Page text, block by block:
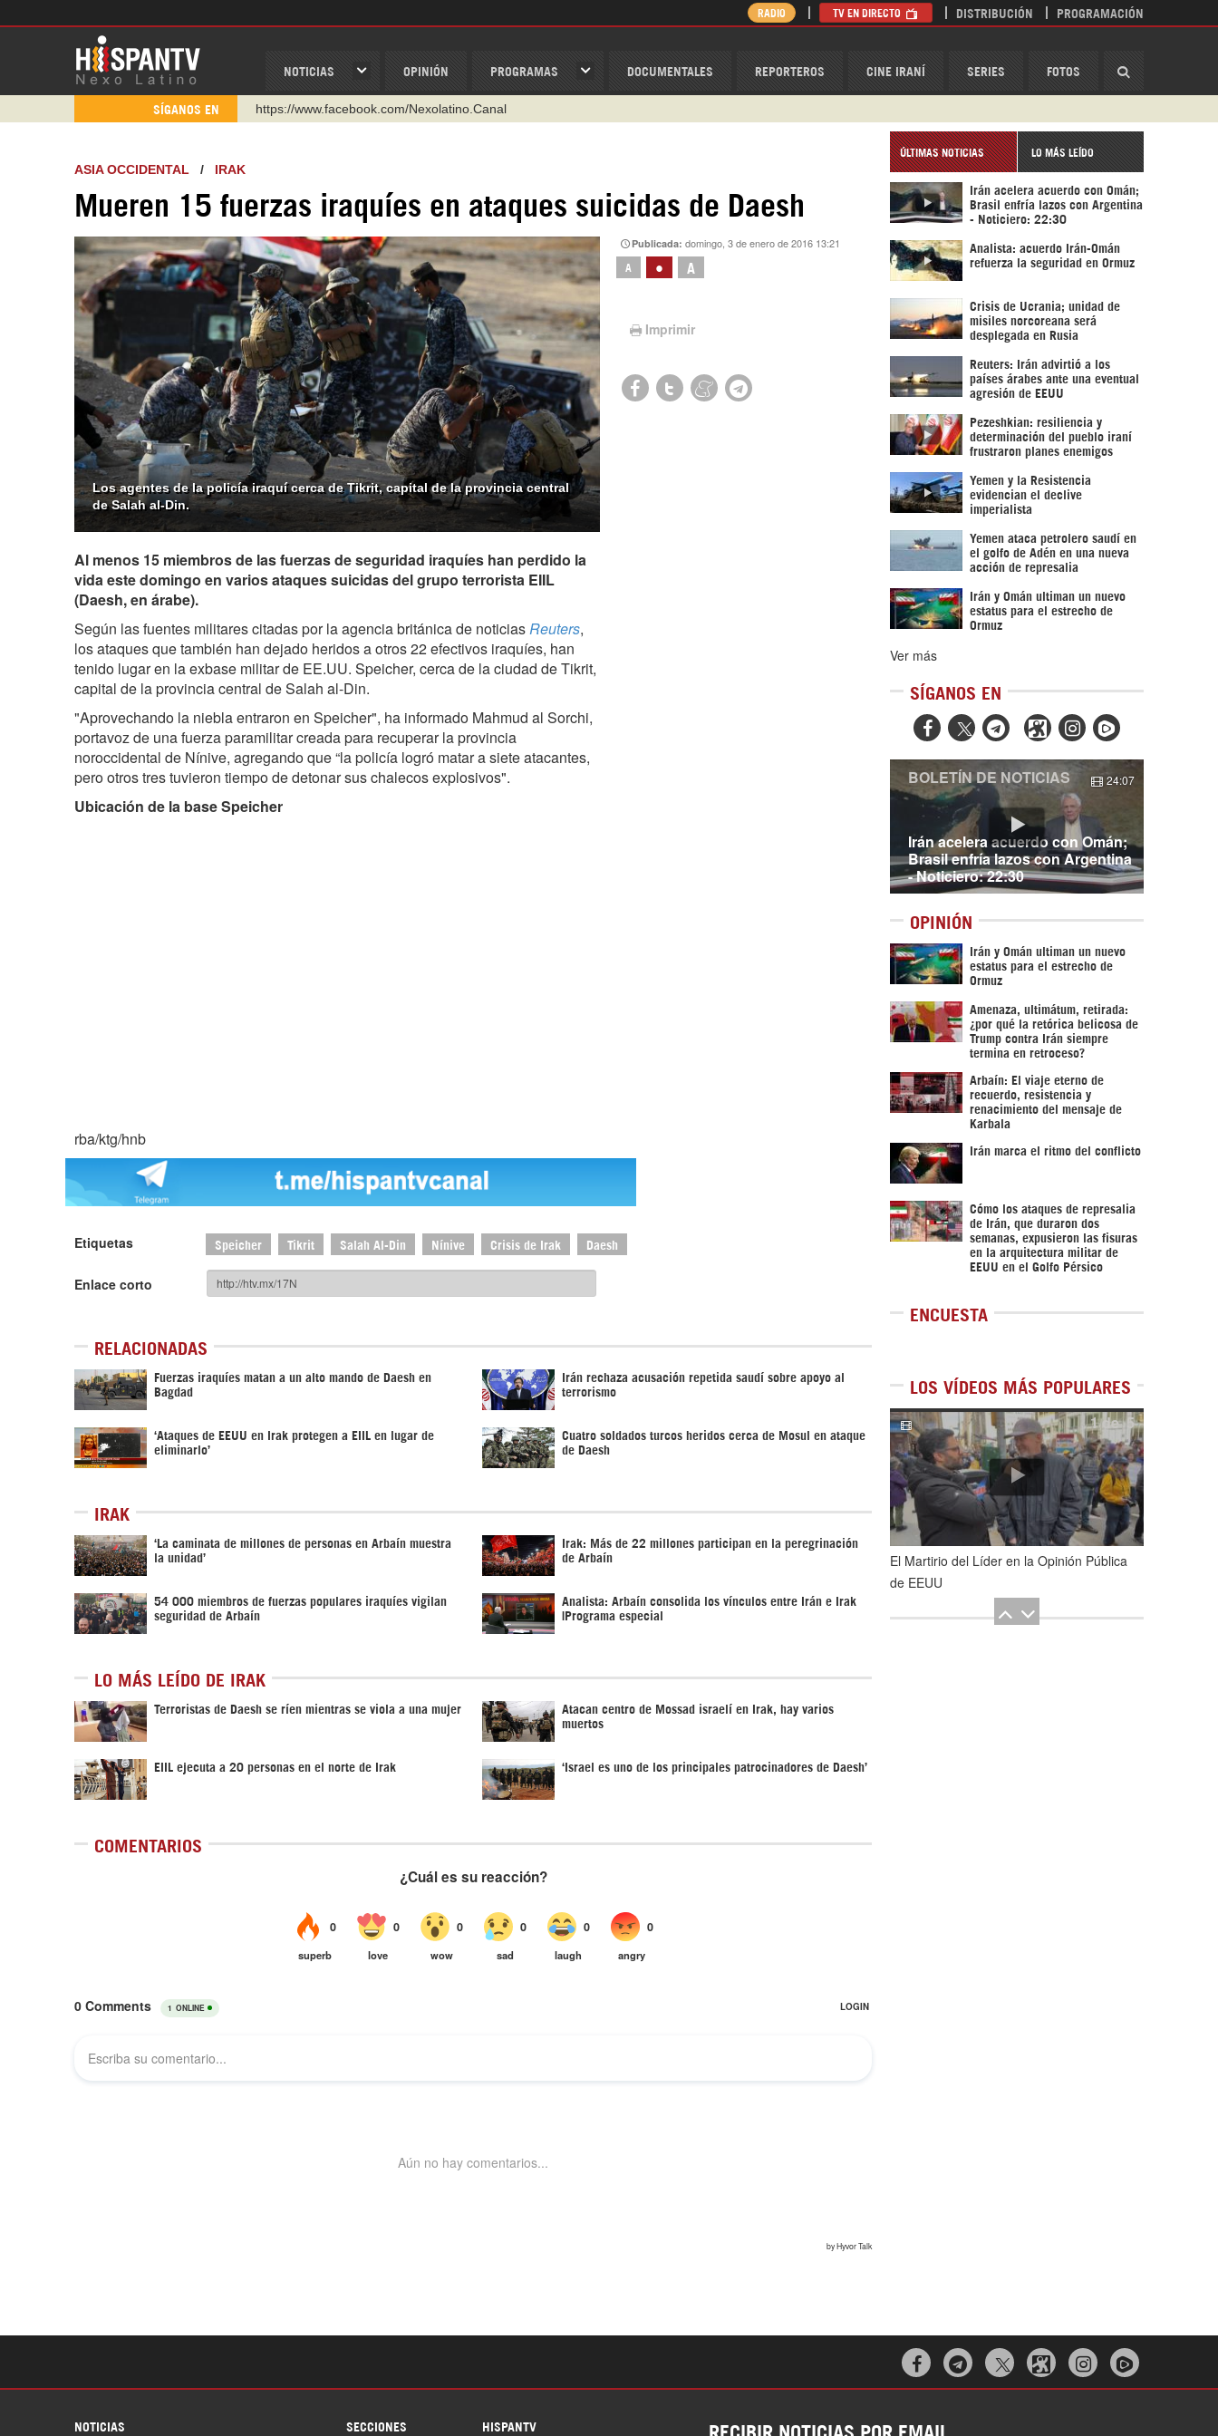
NOTICIAS OPINIÓN PROGRAMAS DOCUMENTALES REPORTEROS CINE IRANÍ SERIES FOTOS
RADIO TV EN DIRECTO DISTRIBUCIÓN PROGRAMACIÓN
SÍGANOS EN
https://www.facebook.com/Nexolatino.Canal
https://t.me/hispantvcanal
https://urmedium.com/c/hispantv
WhatsApp y Viber: +98 921 79 29 404
Instagram como: hispan_tv
ASIA OCCIDENTAL / IRAK
Mueren 15 fuerzas iraquíes en ataques suicidas de Daesh
Los agentes de la policía iraquí cerca de Tikrit, capital de la provincia central
de Salah al-Din.
Publicada:domingo, 3 de enero de 2016 13:21
A • A
Imprimir
Al menos 15 miembros de las fuerzas de seguridad iraquíes han perdido la
vida este domingo en varios ataques suicidas del grupo terrorista EIIL
(Daesh, en árabe).
Según las fuentes militares citadas por la agencia británica de noticiasReuters,
los ataques que también han dejado heridos a otros 22 efectivos iraquíes, han
tenido lugar en la exbase militar de EE.UU. Speicher, cerca de la ciudad de Tikrit,
capital de la provincia central de Salah al-Din.
"Aprovechando la niebla entraron en Speicher", ha informado Mahmud al Sorchi,
portavoz de una fuerza paramilitar creada para recuperar la provincia
noroccidental de Nínive, agregando que “la policía logró matar a siete atacantes,
pero otros tres tuvieron tiempo de detonar sus chalecos explosivos".
Ubicación de la base Speicher
rba/ktg/hnb
Etiquetas Speicher Tikrit Salah Al-Din Nínive Crisis de Irak Daesh
Enlace corto
RELACIONADAS
Fuerzas iraquíes matan a un alto mando de Daesh en
Bagdad
Irán rechaza acusación repetida saudí sobre apoyo al
terrorismo
‘Ataques de EEUU en Irak protegen a EIIL en lugar de
eliminarlo’
Cuatro soldados turcos heridos cerca de Mosul en ataque
de Daesh
IRAK
‘La caminata de millones de personas en Arbaín muestra
la unidad’
Irak: Más de 22 millones participan en la peregrinación
de Arbaín
54 000 miembros de fuerzas populares iraquíes vigilan
seguridad de Arbaín
Analista: Arbaín consolida los vínculos entre Irán e Irak
|Programa especial
LO MÁS LEÍDO DE IRAK
Terroristas de Daesh se ríen mientras se viola a una mujer Atacan centro de Mossad israelí en Irak, hay varios
muertos
EIIL ejecuta a 20 personas en el norte de Irak ‘Israel es uno de los principales patrocinadores de Daesh’
COMENTARIOS
ÚLTIMAS NOTICIAS LO MÁS LEÍDO
Irán acelera acuerdo con Omán;
Brasil enfría lazos con Argentina
- Noticiero: 22:30
Analista: acuerdo Irán-Omán
refuerza la seguridad en Ormuz
Crisis de Ucrania; unidad de
misiles norcoreana será
desplegada en Rusia
Reuters: Irán advirtió a los
países árabes ante una eventual
agresión de EEUU
Pezeshkian: resiliencia y
determinación del pueblo iraní
frustraron planes enemigos
Yemen y la Resistencia
evidencian el declive
imperialista
Yemen ataca petrolero saudí en
el golfo de Adén en una nueva
acción de represalia
Irán y Omán ultiman un nuevo
estatus para el estrecho de
Ormuz
Ver más
SÍGANOS EN
  
Irán acelera acuerdo con Omán;
Brasil enfría lazos con Argentina
- Noticiero: 22:30
BOLETÍN DE NOTICIAS 24:07
OPINIÓN
Irán y Omán ultiman un nuevo
estatus para el estrecho de
Ormuz
Amenaza, ultimátum, retirada:
¿por qué la retórica belicosa de
Trump contra Irán siempre
termina en retroceso?
Arbaín: El viaje eterno de
recuerdo, resistencia y
renacimiento del mensaje de
Karbala
Irán marca el ritmo del conflicto
Cómo los ataques de represalia
de Irán, que duraron dos
semanas, expusieron las fisuras
en la arquitectura militar de
EEUU en el Golfo Pérsico
ENCUESTA
LOS VÍDEOS MÁS POPULARES
1de5
El Martirio del Líder en la Opinión Pública
de EEUU
ataque de EEUU a su hospital infantil |
Detrás de la Razón  
NOTICIAS SECCIONES HISPANTV RECIBIR NOTICIAS POR EMAIL